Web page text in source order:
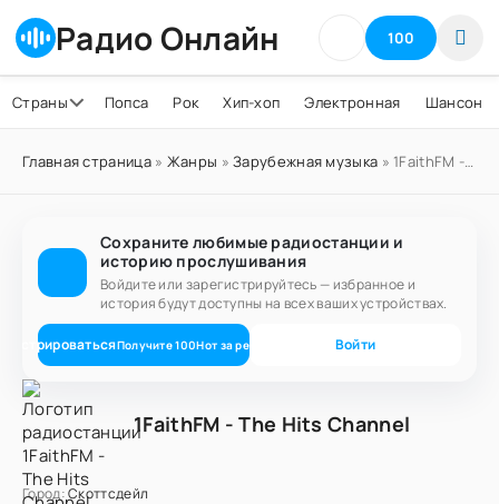
Радио Онлайн 100
Страны Попса Рок Хип-хоп Электронная Шансон
Главная страница» Жанры »Зарубежная музыка » 1FaithFM - The Hits Channel
Сохраните любимые радиостанции и
историю прослушивания
Войдите или зарегистрируйтесь — избранное и
история будут доступны на всех ваших устройствах.
Получите100Нот за регистрацию Войти
1FaithFM - The Hits Channel
Город:Скоттсдейл